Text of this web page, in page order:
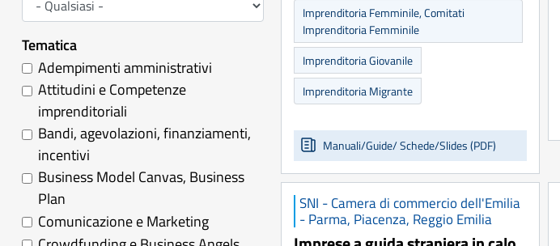
Tematica
Adempimenti amministrativi
Attitudini e Competenze
imprenditoriali
Bandi, agevolazioni, finanziamenti,
incentivi
Business Model Canvas, Business
Plan
Comunicazione e Marketing
Manuali/Guide/ Schede/Slides (PDF)
Imprenditoria Femminile, Comitati
Imprenditoria Femminile
Imprenditoria Giovanile
Imprenditoria Migrante
SNI - Camera di commercio dell'Emilia
- Parma, Piacenza, Reggio Emilia